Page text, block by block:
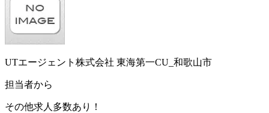
UTエージェント株式会社 東海第一CU_和歌山市
担当者から
その他求人多数あり！